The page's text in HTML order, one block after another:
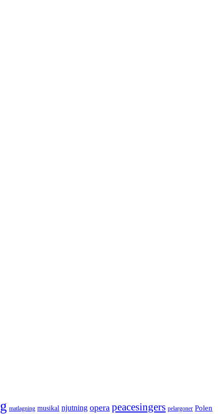
matlagning musikal njutning opera peacesingers pelargoner Polen